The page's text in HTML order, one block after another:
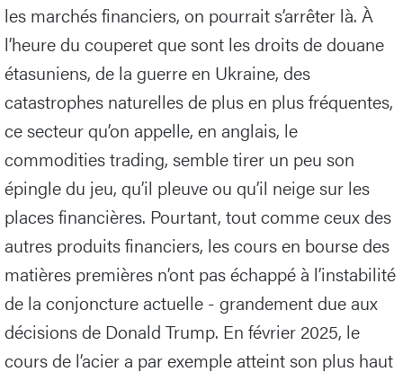
les marchés financiers, on pourrait s’arrêter là. À
l’heure du couperet que sont les droits de douane
étasuniens, de la guerre en Ukraine, des
catastrophes naturelles de plus en plus fréquentes,
ce secteur qu’on appelle, en anglais, le
commodities trading, semble tirer un peu son
épingle du jeu, qu’il pleuve ou qu’il neige sur les
places financières. Pourtant, tout comme ceux des
autres produits financiers, les cours en bourse des
matières premières n’ont pas échappé à l’instabilité
de la conjoncture actuelle - grandement due aux
décisions de Donald Trump. En février 2025, le
cours de l’acier a par exemple atteint son plus haut